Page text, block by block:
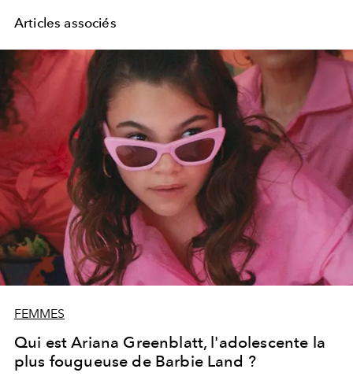
Articles associés
FEMMES
Qui est Ariana Greenblatt, l'adolescente la
plus fougueuse de Barbie Land ?